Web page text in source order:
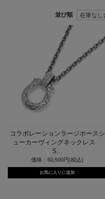
コラボレーションラージホースシ
ューカーヴィングネックレス
S...
価格：60,500円(税込)